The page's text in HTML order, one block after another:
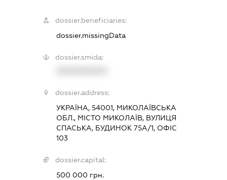
dossier.beneficiaries:
dossier.missingData
dossier.smida:
dossier.address:
УКРАЇНА, 54001, МИКОЛАЇВСЬКА
ОБЛ., МІСТО МИКОЛАЇВ, ВУЛИЦЯ
СПАСЬКА, БУДИНОК 75А/1, ОФІС
103
dossier.capital:
500 000 грн.